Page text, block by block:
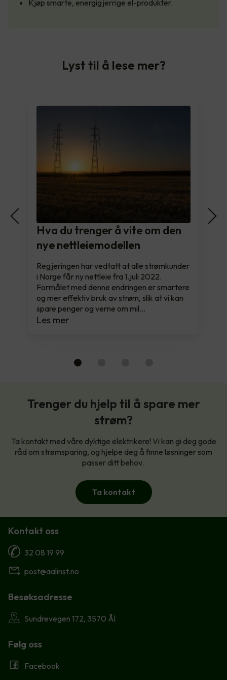
Kjøp smarte, energigjerrige el-produkter.
Lyst til å lese mer?
Hva du trenger å vite om den
nye nettleiemodellen
Regjeringen har vedtatt at alle strømkunder
i Norge får ny nettleie fra 1.juli 2022.
Formålet med denne endringen er smartere
og mer effektiv bruk av strøm, slik at vi kan
spare penger og verne om mil…
Les mer
Trenger du hjelp til å spare mer
strøm?
Ta kontakt med våre dyktige elektrikere! Vi kan gi deg gode
råd om strømsparing, og hjelpe deg å finne løsninger som
passer ditt behov.
Ta kontakt
Kontakt oss
32 08 19 99
post@aalinst.no
Besøksadresse
Sundrevegen 172, 3570 Ål
Følg oss
Facebook